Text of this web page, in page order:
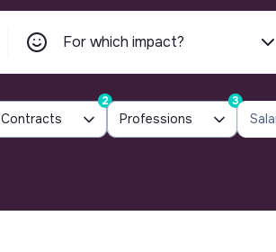
For which impact?
Contracts
2
Professions
3